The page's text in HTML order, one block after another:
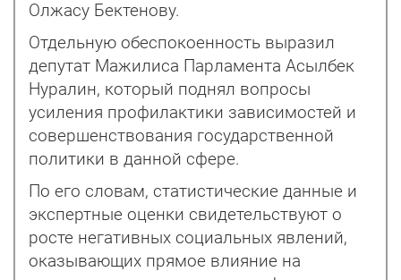
Олжасу Бектенову.
Отдельную обеспокоенность выразил
депутат Мажилиса Парламента Асылбек
Нуралин, который поднял вопросы
усиления профилактики зависимостей и
совершенствования государственной
политики в данной сфере.
По его словам, статистические данные и
экспертные оценки свидетельствуют о
росте негативных социальных явлений,
оказывающих прямое влияние на